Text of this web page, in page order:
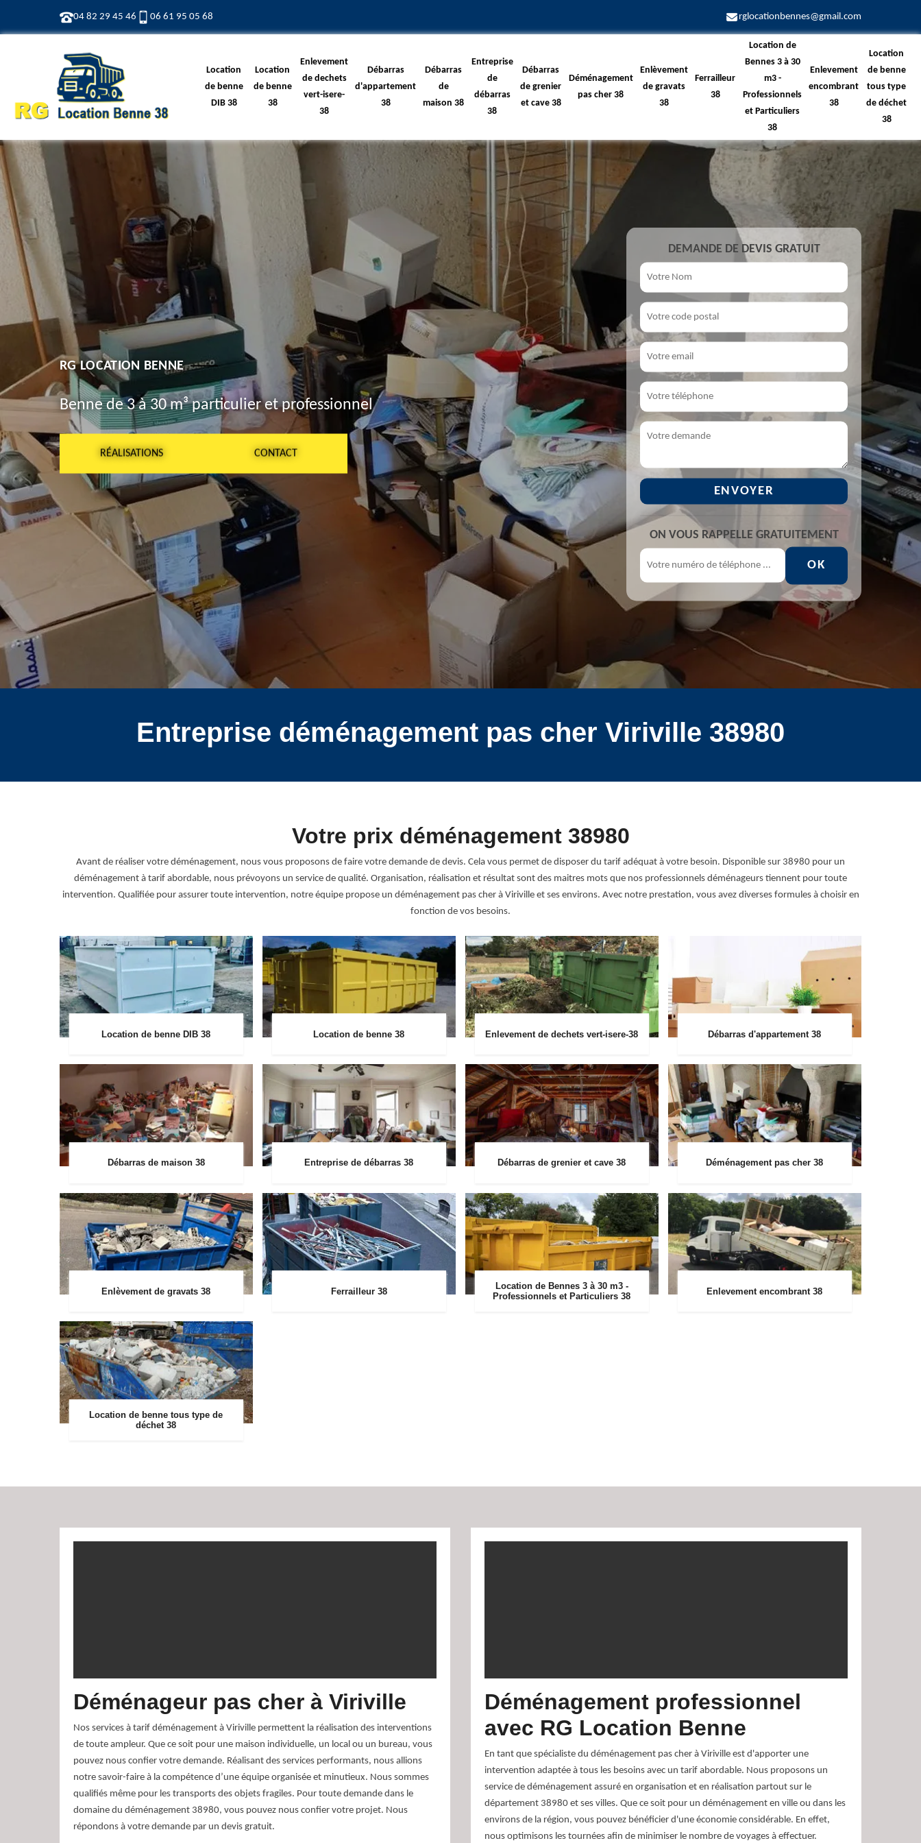
04 82 29 45 46 06 61 95 05 68 rglocationbennes@gmail.com
Location
de benne
DIB 38
Location
de benne
38
Enlevement
de dechets
vert-isere-
38
Débarras
d'appartement
38
Débarras
de
maison 38
Entreprise
de
débarras
38
Débarras
de grenier
et cave 38
Déménagement
pas cher 38
Enlèvement
de gravats
38
Ferrailleur
38
Location de
Bennes 3 à 30
m3 -
Professionnels
et Particuliers
38
Enlevement
encombrant
38
Location
de benne
tous type
de déchet
38
RG LOCATION BENNE
Benne de 3 à 30 m³ particulier et professionnel
RÉALISATIONS CONTACT
DEMANDE DE DEVIS GRATUIT
ON VOUS RAPPELLE GRATUITEMENT
Entreprise déménagement pas cher Viriville 38980
Votre prix déménagement 38980
Avant de réaliser votre déménagement, nous vous proposons de faire votre demande de devis. Cela vous permet de disposer du tarif adéquat à votre besoin. Disponible sur 38980 pour un
déménagement à tarif abordable, nous prévoyons un service de qualité. Organisation, réalisation et résultat sont des maitres mots que nos professionnels déménageurs tiennent pour toute
intervention. Qualifiée pour assurer toute intervention, notre équipe propose un déménagement pas cher à Viriville et ses environs. Avec notre prestation, vous avez diverses formules à choisir en
fonction de vos besoins.
Location de benne DIB 38 Location de benne 38 Enlevement de dechets vert-isere-38 Débarras d'appartement 38
Débarras de maison 38 Entreprise de débarras 38 Débarras de grenier et cave 38 Déménagement pas cher 38
Enlèvement de gravats 38 Ferrailleur 38
Location de Bennes 3 à 30 m3 -
Professionnels et Particuliers 38
Enlevement encombrant 38
Location de benne tous type de
déchet 38
Déménageur pas cher à Viriville
Nos services à tarif déménagement à Viriville permettent la réalisation des interventions
de toute ampleur. Que ce soit pour une maison individuelle, un local ou un bureau, vous
pouvez nous confier votre demande. Réalisant des services performants, nous allions
notre savoir-faire à la compétence d’une équipe organisée et minutieux. Nous sommes
qualifiés même pour les transports des objets fragiles. Pour toute demande dans le
domaine du déménagement 38980, vous pouvez nous confier votre projet. Nous
répondons à votre demande par un devis gratuit.
Déménagement professionnel
avec RG Location Benne
En tant que spécialiste du déménagement pas cher à Viriville est d'apporter une
intervention adaptée à tous les besoins avec un tarif abordable. Nous proposons un
service de déménagement assuré en organisation et en réalisation partout sur le
département 38980 et ses villes. Que ce soit pour un déménagement en ville ou dans les
environs de la région, vous pouvez bénéficier d'une économie considérable. En effet,
nous optimisons les tournées afin de minimiser le nombre de voyages à effectuer.